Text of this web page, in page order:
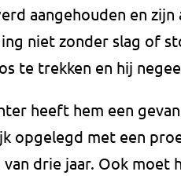
aangehouden en
niet zonder slag of
te trekken en hij
heeft hem een
opgelegd met een
drie jaar. Ook moet